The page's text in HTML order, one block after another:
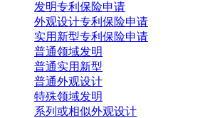
发明专利保险申请
外观设计专利保险申请
实用新型专利保险申请
普通领域发明
普通实用新型
普通外观设计
特殊领域发明
系列或相似外观设计